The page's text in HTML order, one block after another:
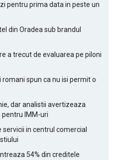
pentru prima data in peste un
din Oradea sub brandul
a trecut de evaluarea pe piloni
spun ca nu isi permit o
dar analistii avertizeaza
IMM-uri
servicii in centrul comercial
54% din creditele